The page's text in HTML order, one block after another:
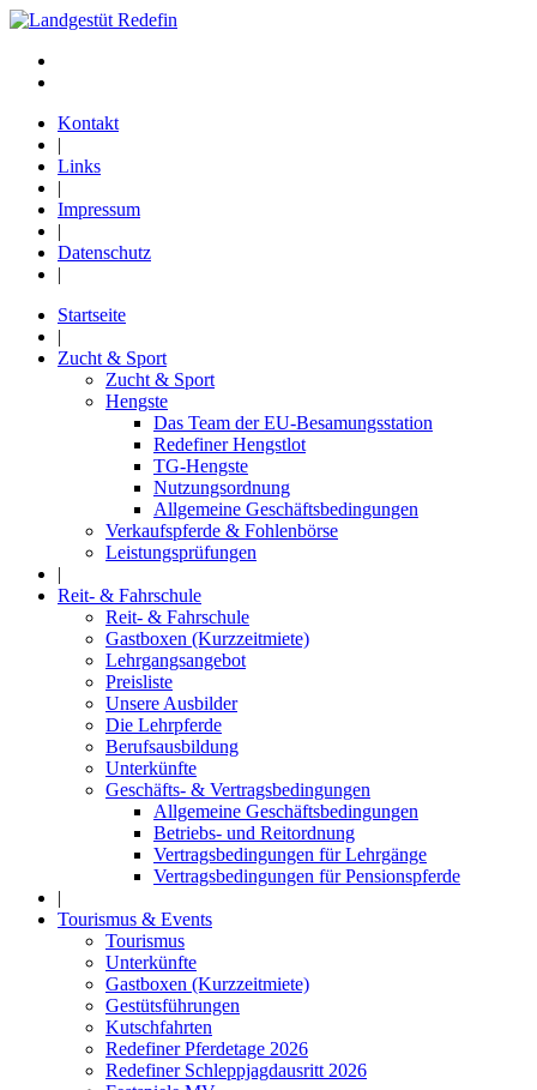
Kontakt
|
Links
|
Impressum
|
Datenschutz
|
Startseite
|
Zucht & Sport
Zucht & Sport
Hengste
Das Team der EU-Besamungsstation
Redefiner Hengstlot
TG-Hengste
Nutzungsordnung
Allgemeine Geschäftsbedingungen
Verkaufspferde & Fohlenbörse
Leistungsprüfungen
|
Reit- & Fahrschule
Reit- & Fahrschule
Gastboxen (Kurzzeitmiete)
Lehrgangsangebot
Preisliste
Unsere Ausbilder
Die Lehrpferde
Berufsausbildung
Unterkünfte
Geschäfts- & Vertragsbedingungen
Allgemeine Geschäftsbedingungen
Betriebs- und Reitordnung
Vertragsbedingungen für Lehrgänge
Vertragsbedingungen für Pensionspferde
|
Tourismus & Events
Tourismus
Unterkünfte
Gastboxen (Kurzzeitmiete)
Gestütsführungen
Kutschfahrten
Redefiner Pferdetage 2026
Redefiner Schleppjagdausritt 2026